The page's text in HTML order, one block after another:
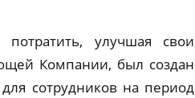
улучшая свои
Компании, был создан
сотрудников на период